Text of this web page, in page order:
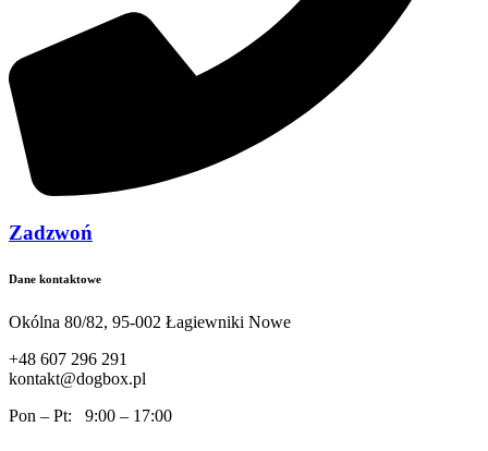
Zadzwoń
Dane kontaktowe
Okólna 80/82, 95-002 Łagiewniki Nowe
+48 607 296 291
kontakt@dogbox.pl
Pon – Pt: 9:00 – 17:00